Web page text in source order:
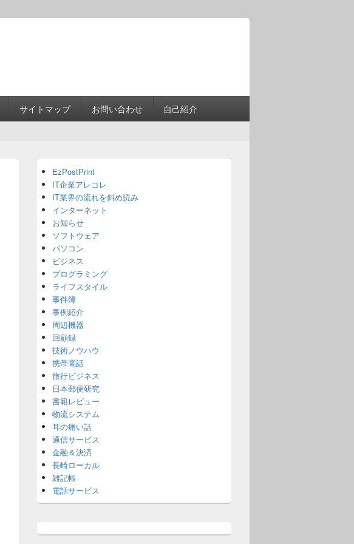
サイトマップ お問い合わせ 自己紹介
Sidebar
Widget
Area
EzPostPrint
IT企業アレコレ
IT業界の流れを斜め読み
インターネット
お知らせ
ソフトウェア
パソコン
ビジネス
プログラミング
ライフスタイル
事件簿
事例紹介
周辺機器
回顧録
技術ノウハウ
携帯電話
旅行ビジネス
日本郵便研究
書籍レビュー
物流システム
耳の痛い話
通信サービス
金融＆決済
長崎ローカル
雑記帳
電話サービス